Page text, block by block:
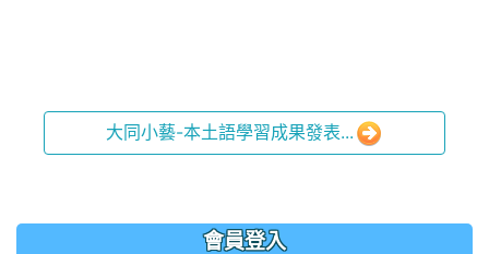
大同小藝-本土語學習成果發表...
會員登入